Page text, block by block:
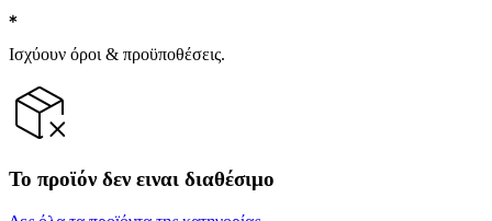
Ισχύουν όροι & προϋποθέσεις.
Το προϊόν δεν ειναι διαθέσιμο